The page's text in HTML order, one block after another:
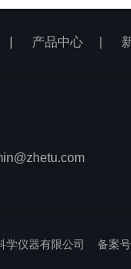
产品中心
学仪器有限公司 备案